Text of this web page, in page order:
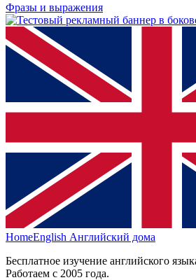
Фразы и выражения
HomeEnglish Английский дома
Бесплатное изучение английского
Работаем с 2005 года.